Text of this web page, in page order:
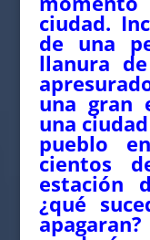
ciudad.
de una
llanura
una gran
una
pueblo
cientos
estación
¿qué